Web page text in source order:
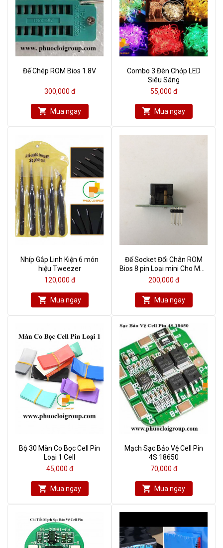
Đế Chép ROM Bios 1.8V
300,000 đ
Mua ngay
Combo 3 Đèn Chớp LED
Siêu Sáng
55,000 đ
Mua ngay
Nhíp Gắp Linh Kiện 6 món
hiệu Tweezer
120,000 đ
Mua ngay
Đế Socket Đổi Chân ROM
Bios 8 pin Loại mini Cho Máy
Nạp Rom
200,000 đ
Mua ngay
Bộ 30 Màn Co Bọc Cell Pin
Loại 1 Cell
45,000 đ
Mua ngay
Mạch Sạc Bảo Vệ Cell Pin
4S 18650
70,000 đ
Mua ngay